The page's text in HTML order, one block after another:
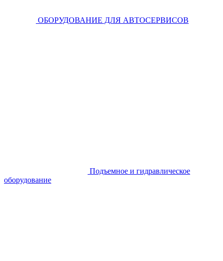
ОБОРУДОВАНИЕ ДЛЯ АВТОСЕРВИСОВ
Подъемное и гидравлическое
оборудование